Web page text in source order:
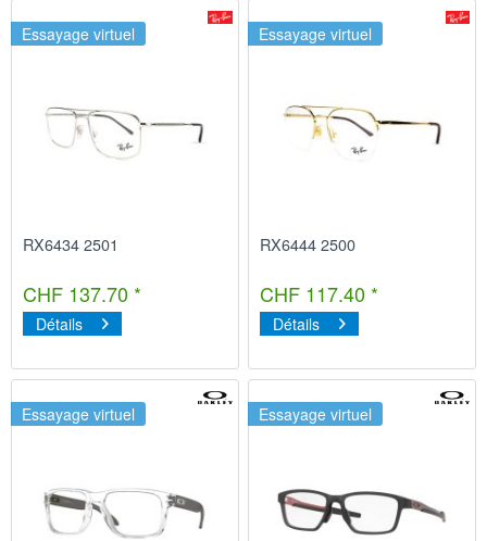
Essayage virtuel
RX6434 2501
CHF 137.70 *
Détails
Essayage virtuel
RX6444 2500
CHF 117.40 *
Détails
Essayage virtuel Essayage virtuel